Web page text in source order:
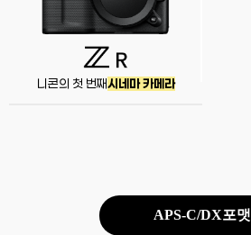
니콘의 첫 번째시네마 카메라
APS-C/DX포맷